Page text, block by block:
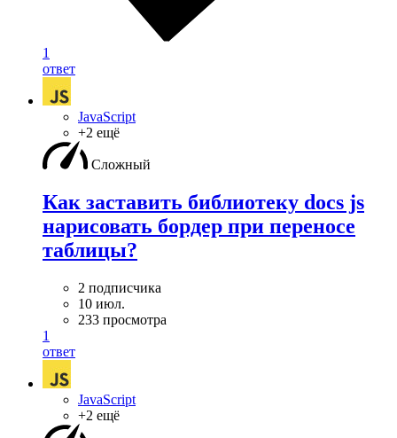
1
ответ
JavaScript
+2 ещё
Сложный
Как заставить библиотеку docs js
нарисовать бордер при переносе
таблицы?
2 подписчика
10 июл.
233 просмотра
1
ответ
JavaScript
+2 ещё